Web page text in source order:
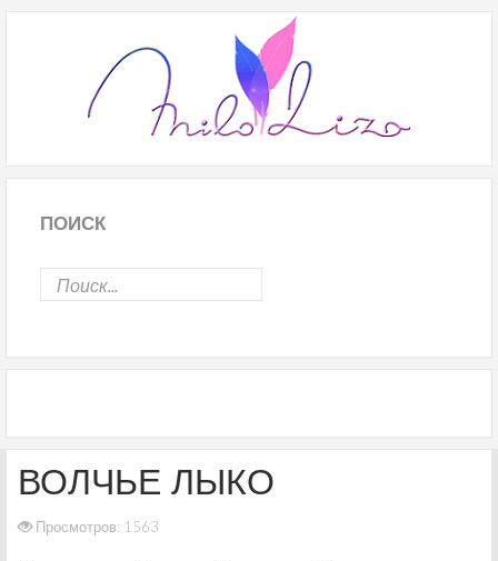
ПОИСК
ВОЛЧЬЕ ЛЫКО
Просмотров: 1563